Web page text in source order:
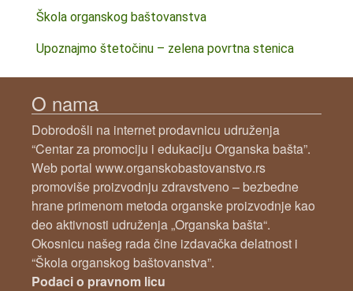
Škola organskog baštovanstva
Upoznajmo štetočinu – zelena povrtna stenica
O nama
Dobrodošli na internet prodavnicu udruženja
“Centar za promociju i edukaciju Organska bašta”.
Web portal www.organskobastovanstvo.rs
promoviše proizvodnju zdravstveno – bezbedne
hrane primenom metoda organske proizvodnje kao
deo aktivnosti udruženja „Organska bašta“.
Okosnicu našeg rada čine izdavačka delatnost i
“Škola organskog baštovanstva”.
Podaci o pravnom licu